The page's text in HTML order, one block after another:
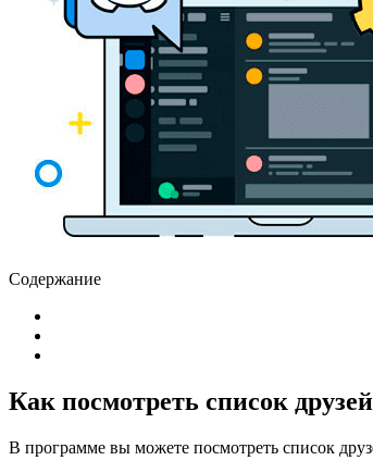
Содержание
Как посмотреть список
В программе вы можете посмотреть список